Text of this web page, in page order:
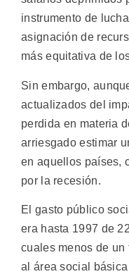
instrumento de
asignación de
más equitativa de
Sin embargo,
actualizados del
perdida en materia
arriesgado estimar
en aquellos países,
por la recesión.
El gasto público
era hasta 1997 de
cuales menos de
al área social